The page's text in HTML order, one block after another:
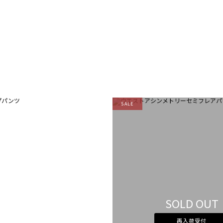
SOLD OUT
再入荷受付
SALE